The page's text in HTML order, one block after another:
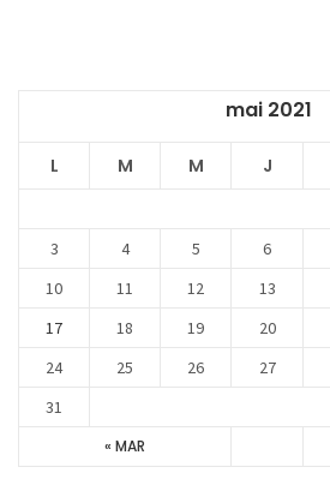
mai 2021
L M M J
« MAR
3
4 5 6
10
11 12 13
17
18 19 20
24
25 26 27
31